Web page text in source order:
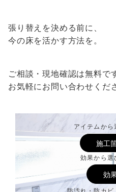
張り替えを決める前に、
今の床を活かす方法を。
ご相談・現地確認は無料で
お気軽にお問い合わせくだ
アイテムから
施工
効果から選
効